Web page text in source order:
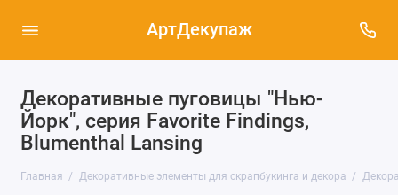
АртДекупаж
Декоративные пуговицы "Нью-
Йорк", серия Favorite Findings,
Blumenthal Lansing
Главная Декоративные элементы для скрапбукинга и декора